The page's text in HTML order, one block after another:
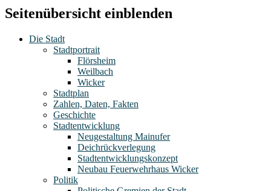
Seitenübersicht einblenden
Die Stadt
Stadtportrait
Flörsheim
Weilbach
Wicker
Stadtplan
Zahlen, Daten, Fakten
Geschichte
Stadtentwicklung
Neugestaltung Mainufer
Deichrückverlegung
Stadtentwicklungskonzept
Neubau Feuerwehrhaus Wicker
Politik